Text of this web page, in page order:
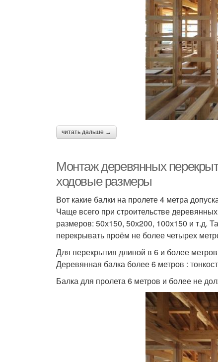
читать дальше →
Монтаж деревянных
ходовые размеры
Вот какие балки на пролете 4 метра
Чаще всего при строительстве
размеров: 50х150, 50х200, 100х150 и т.д.
перекрывать проём не более четырех
Для перекрытия длиной в 6 и более
Деревянная балка более 6 метров :
Балка для пролета 6 метров и более не